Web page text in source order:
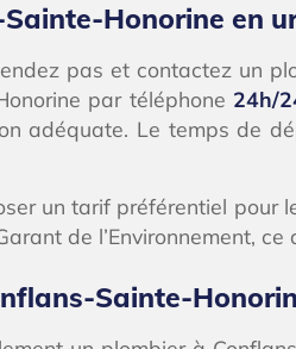
Honorine en
pas et contactez un
par téléphone 24h/
adéquate. Le temps de
un tarif préférentiel pour
de l’Environnement,
Sainte-